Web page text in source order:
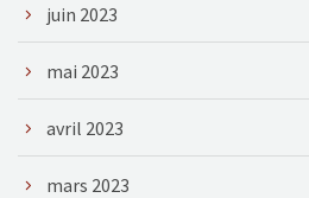
juin 2023
mai 2023
avril 2023
mars 2023